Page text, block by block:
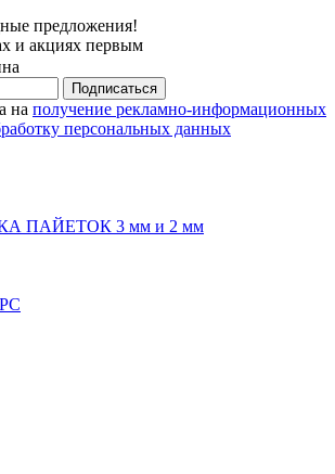
предложения!
и акциях первым
на получение рекламно-информационных
персональных данных
ПАЙЕТОК 3 мм и 2 мм